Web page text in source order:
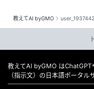
教えてAI byGMO
教えてAI byGMO はChatGPT
（指示文）の日本語ポータル